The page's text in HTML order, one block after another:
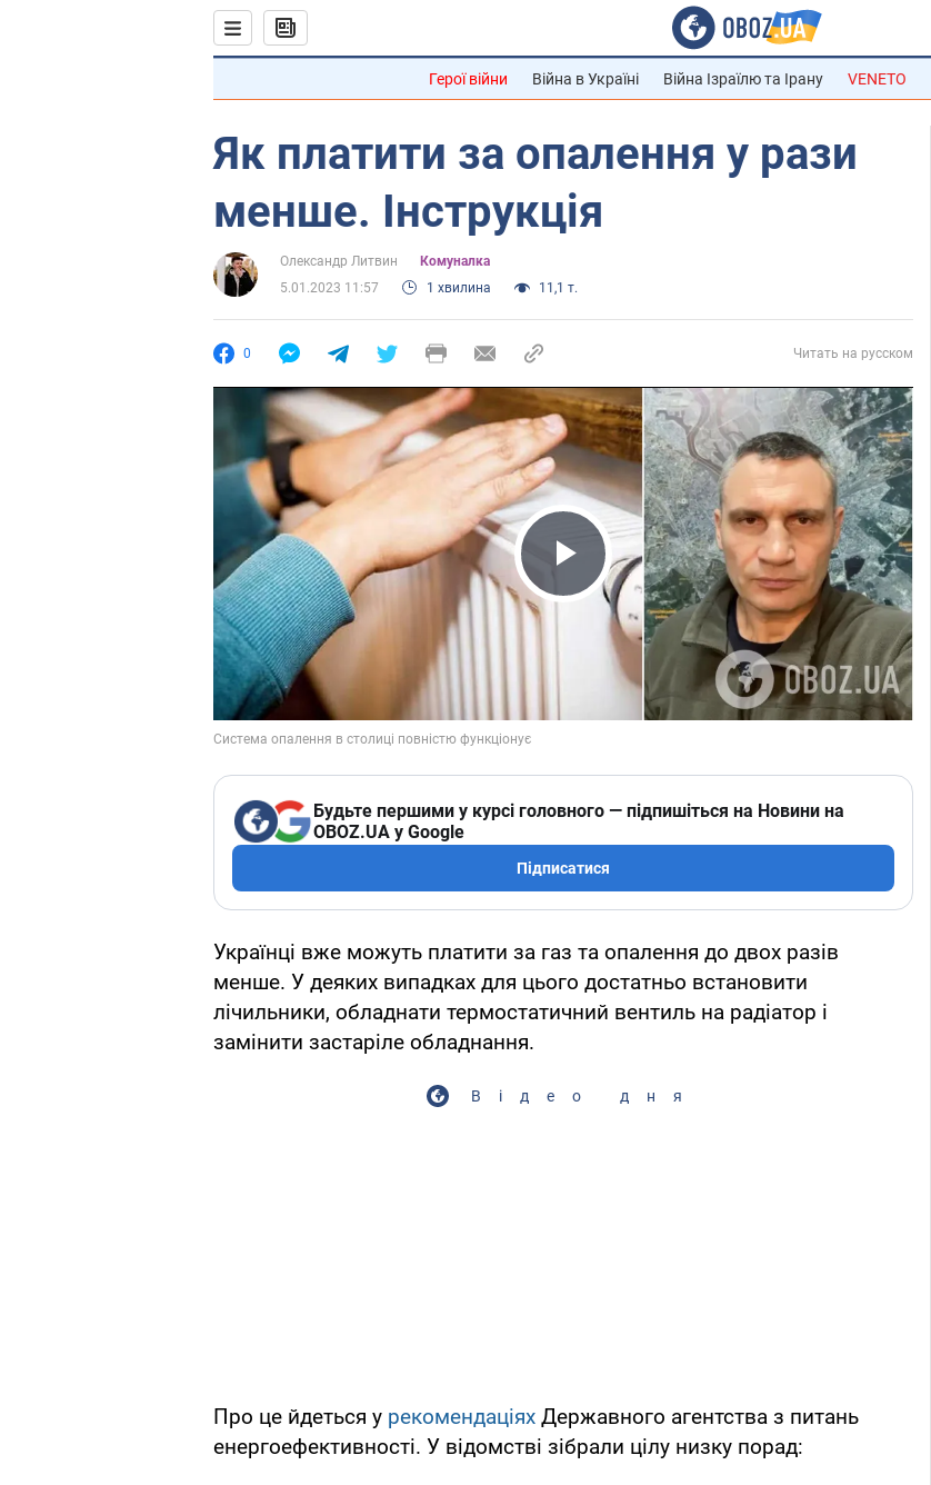
Герої війни Війна в Україні Війна Ізраїлю та Ірану VENETO
Як платити за опалення у рази
менше. Інструкція
Олександр Литвин
Комуналка
5.01.2023 11:57
1 хвилина 11,1 т.
0 Читать на русском
Play Video
Будьте першими у курсі головного — підпишіться на Новини на
OBOZ.UA у Google
Підписатися
Українці вже можуть платити за газ та опалення до двох разів
менше. У деяких випадках для цього достатньо встановити
лічильники, обладнати термостатичний вентиль на радіатор і
замінити застаріле обладнання.
Відео дня
Про це йдеться у рекомендаціях Державного агентства з питань
енергоефективності. У відомстві зібрали цілу низку порад: